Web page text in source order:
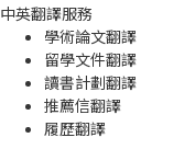
中英翻譯服務
學術論文翻譯
留學文件翻譯
讀書計劃翻譯
推薦信翻譯
履歷翻譯